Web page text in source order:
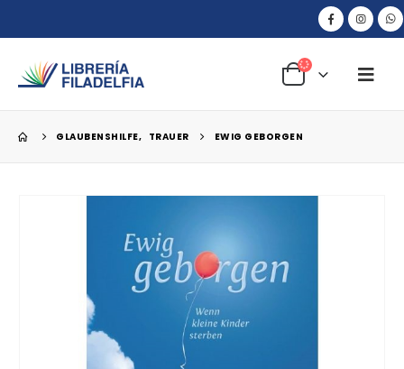
GLAUBENSHILFE, TRAUER EWIG GEBORGEN